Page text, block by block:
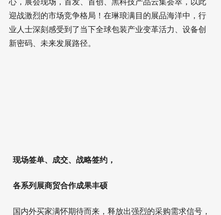
心，展会现场，首发、首创、黑科技产品云集荟萃，以此
迎战激烈的市场竞争格局！在琳琅满目的展品海洋中，行
业人士深刻感受到了当下全球包装产业变革活力、设备创
新密码、未来发展路径。
现场签单、成交、战略签约，
各系列展商贸合作成果丰硕
国内外买家满怀期待而来，释放出强烈的采购需求信号，